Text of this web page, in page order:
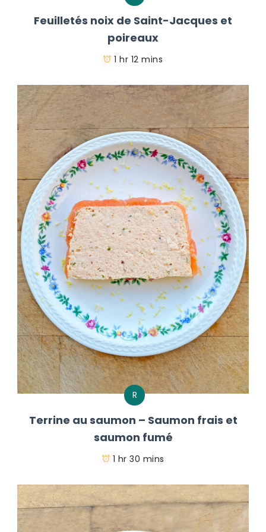
Feuilletés noix de Saint-Jacques et
poireaux
1 hr 12 mins
R
Terrine au saumon – Saumon frais et
saumon fumé
1 hr 30 mins